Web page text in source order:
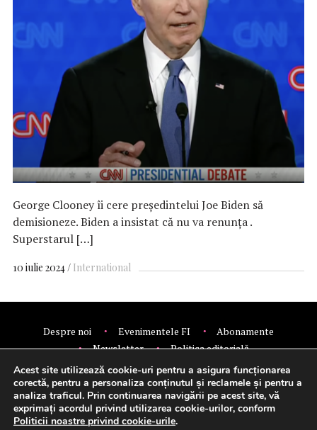
George Clooney îi cere președintelui Joe Biden să
demisioneze. Biden a insistat că nu va renunţa .
Superstarul […]
10 iulie 2024 International
Despre noi Evenimentele FI
Abonamente
Newsletter
Politica editorială
Politica de confidentialitate
Contact
Publicitate
© 2026 Financial Intelligence.
Acest site utilizează cookie-uri pentru a asigura funcționarea
corectă, pentru a personaliza conținutul și reclamele și pentru a
analiza traficul. Prin continuarea navigării pe acest site, vă
exprimați acordul privind utilizarea cookie-urilor, conform
Politicii noastre privind cookie-urile.